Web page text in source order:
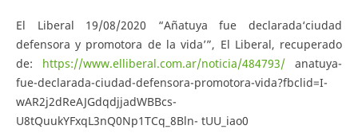
El Liberal 19/08/2020 “Añatuya fue declarada‘ciudad
defensora y promotora de la vida’”, El Liberal, recuperado
de: https://www.elliberal.com.ar/noticia/484793/ anatuya-
fue-declarada-ciudad-defensora-promotora-vida?fbclid=I-
wAR2j2dReAJGdqdjjadWBBcs-
U8tQuukYFxqL3nQ0Np1TCq_8Bln- tUU_iao0